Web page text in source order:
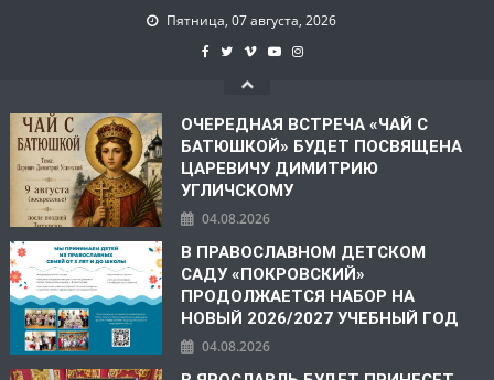
Пятница, 07 августа, 2026
ОЧЕРЕДНАЯ ВСТРЕЧА «ЧАЙ С
БАТЮШКОЙ» БУДЕТ ПОСВЯЩЕНА
ЦАРЕВИЧУ ДИМИТРИЮ
УГЛИЧСКОМУ
04.08.2026
В ПРАВОСЛАВНОМ ДЕТСКОМ
САДУ «ПОКРОВСКИЙ»
ПРОДОЛЖАЕТСЯ НАБОР НА
НОВЫЙ 2026/2027 УЧЕБНЫЙ ГОД
04.08.2026